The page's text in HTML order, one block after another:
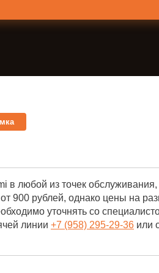
в любой из точек
900 рублей, однако цены на
уточнять со
линии +7 (958) 295-29-36 или